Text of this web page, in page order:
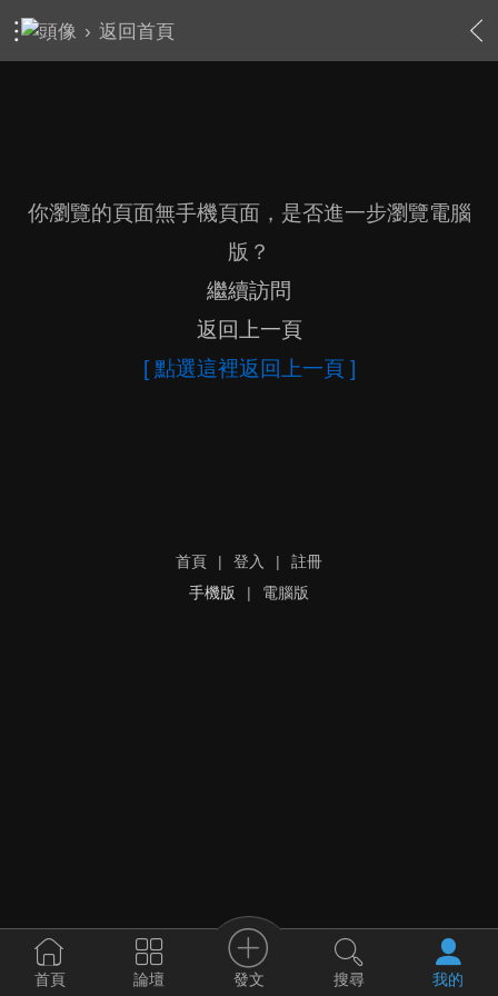
› 返回首頁
你瀏覽的頁面無手機頁面，是否進一步瀏覽電腦
版？
繼續訪問
返回上一頁
[ 點選這裡返回上一頁 ]
首頁 | 登入 |
註冊
手機版
| 電腦版
首頁 論壇 發文 搜尋 我的